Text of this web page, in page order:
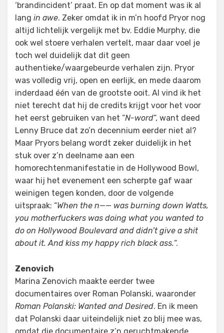
‘brandincident’ praat. En op dat moment was ik al
lang in awe. Zeker omdat ik in m’n hoofd Pryor nog
altijd lichtelijk vergelijk met bv. Eddie Murphy, die
ook wel stoere verhalen vertelt, maar daar voel je
toch wel duidelijk dat dit geen
authentieke/waargebeurde verhalen zijn. Pryor
was volledig vrij, open en eerlijk, en mede daarom
inderdaad één van de grootste ooit. Al vind ik het
niet terecht dat hij de credits krijgt voor het voor
het eerst gebruiken van het “N-word“, want deed
Lenny Bruce dat zo’n decennium eerder niet al?
Maar Pryors belang wordt zeker duidelijk in het
stuk over z’n deelname aan een
homorechtenmanifestatie in de Hollywood Bowl,
waar hij het evenement een scherpte gaf waar
weinigen tegen konden, door de volgende
uitspraak: “When the n—— was burning down Watts,
you motherfuckers was doing what you wanted to
do on Hollywood Boulevard and didn’t give a shit
about it. And kiss my happy rich black ass.“.
Zenovich
Marina Zenovich maakte eerder twee
documentaires over Roman Polanski, waaronder
Roman Polanski: Wanted and Desired. En ik meen
dat Polanski daar uiteindelijk niet zo blij mee was,